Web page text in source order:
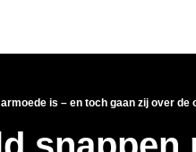
is – en toch gaan zij over de